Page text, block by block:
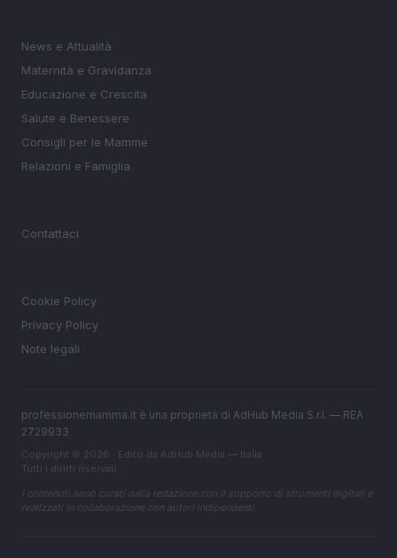
News e Attualità
Maternità e Gravidanza
Educazione e Crescita
Salute e Benessere
Consigli per le Mamme
Relazioni e Famiglia
Contattaci
Cookie Policy
Privacy Policy
Note legali
professionemamma.it è una proprietà di AdHub Media S.r.l. — REA
2729933
Copyright © 2026 · Edito da AdHub Media — Italia
Tutti i diritti riservati
I contenuti sono curati dalla redazione con il supporto di strumenti digitali e
realizzati in collaborazione con autori indipendenti.